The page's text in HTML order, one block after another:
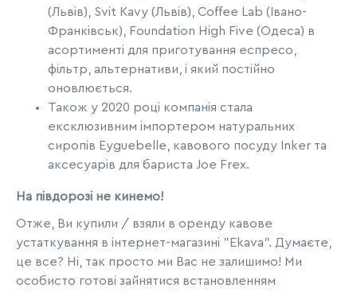
(Львів), Svit Kavy (Львів), Coffee Lab (Івано-
Франківськ), Foundation High Five (Одеса) в
асортименті для приготування еспресо,
фільтр, альтернативи, і який постійно
оновлюється.
Також у 2020 році компанія стала
ексклюзивним імпортером натуральних
сиропів Eyguebelle, кавового посуду Inker та
аксесуарів для бариста Joe Frex.
На півдорозі не кинемо!
Отже, Ви купили / взяли в оренду кавове
устаткування в інтернет-магазині "Ekava". Думаєте,
це все? Ні, так просто ми Вас не залишимо! Ми
особисто готові зайнятися встановленням